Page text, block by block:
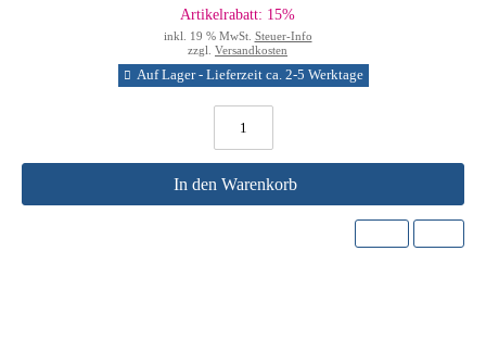
Artikelrabatt: 15%
inkl. 19 % MwSt. Steuer-Info
zzgl. Versandkosten
Auf Lager - Lieferzeit ca. 2-5 Werktage
In den Warenkorb